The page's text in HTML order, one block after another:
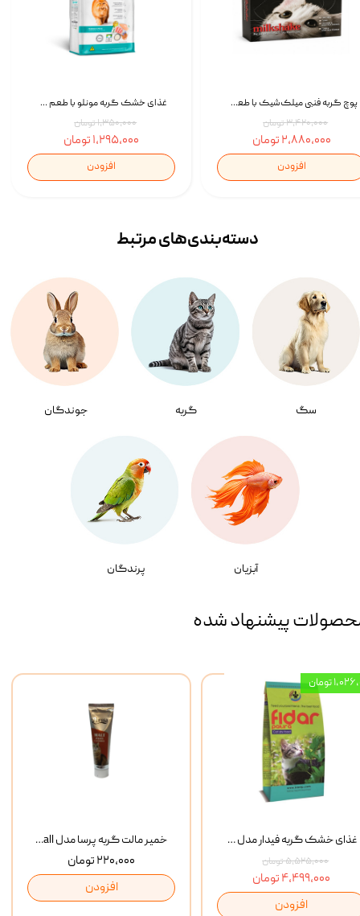
غذای خشک گربه مونلو با طعم گوشت پرندگان و ماهی سالمون Monello Adult Hairball Control وزن 1 کیلوگرم
۱,۳۵۰,۰۰۰ تومان
۱,۲۹۵,۰۰۰ تومان
افزودن
پوچ گربه فنبی میلک‌شیک با طعم مرغ Faenbei Cat Milk Shake Pouch بسته 12 عددی
۳,۴۲۰,۰۰۰ تومان
۲,۸۸۰,۰۰۰ تومان
افزودن
سگ گربه جوندگان
آبزیان پرندگان
دسته‌بندی‌‌های مرتبط
پیشنهاد شده
خمیر مالت گربه پرسا مدل Anti Hairball وزن 110 گرم
۲۲۰,۰۰۰ تومان
افزودن
غذای خشک گربه فیدار مدل Adult وزن 10 کیلوگرم
۵,۵۲۵,۰۰۰ تومان
۴,۴۹۹,۰۰۰ تومان
افزودن
تومان